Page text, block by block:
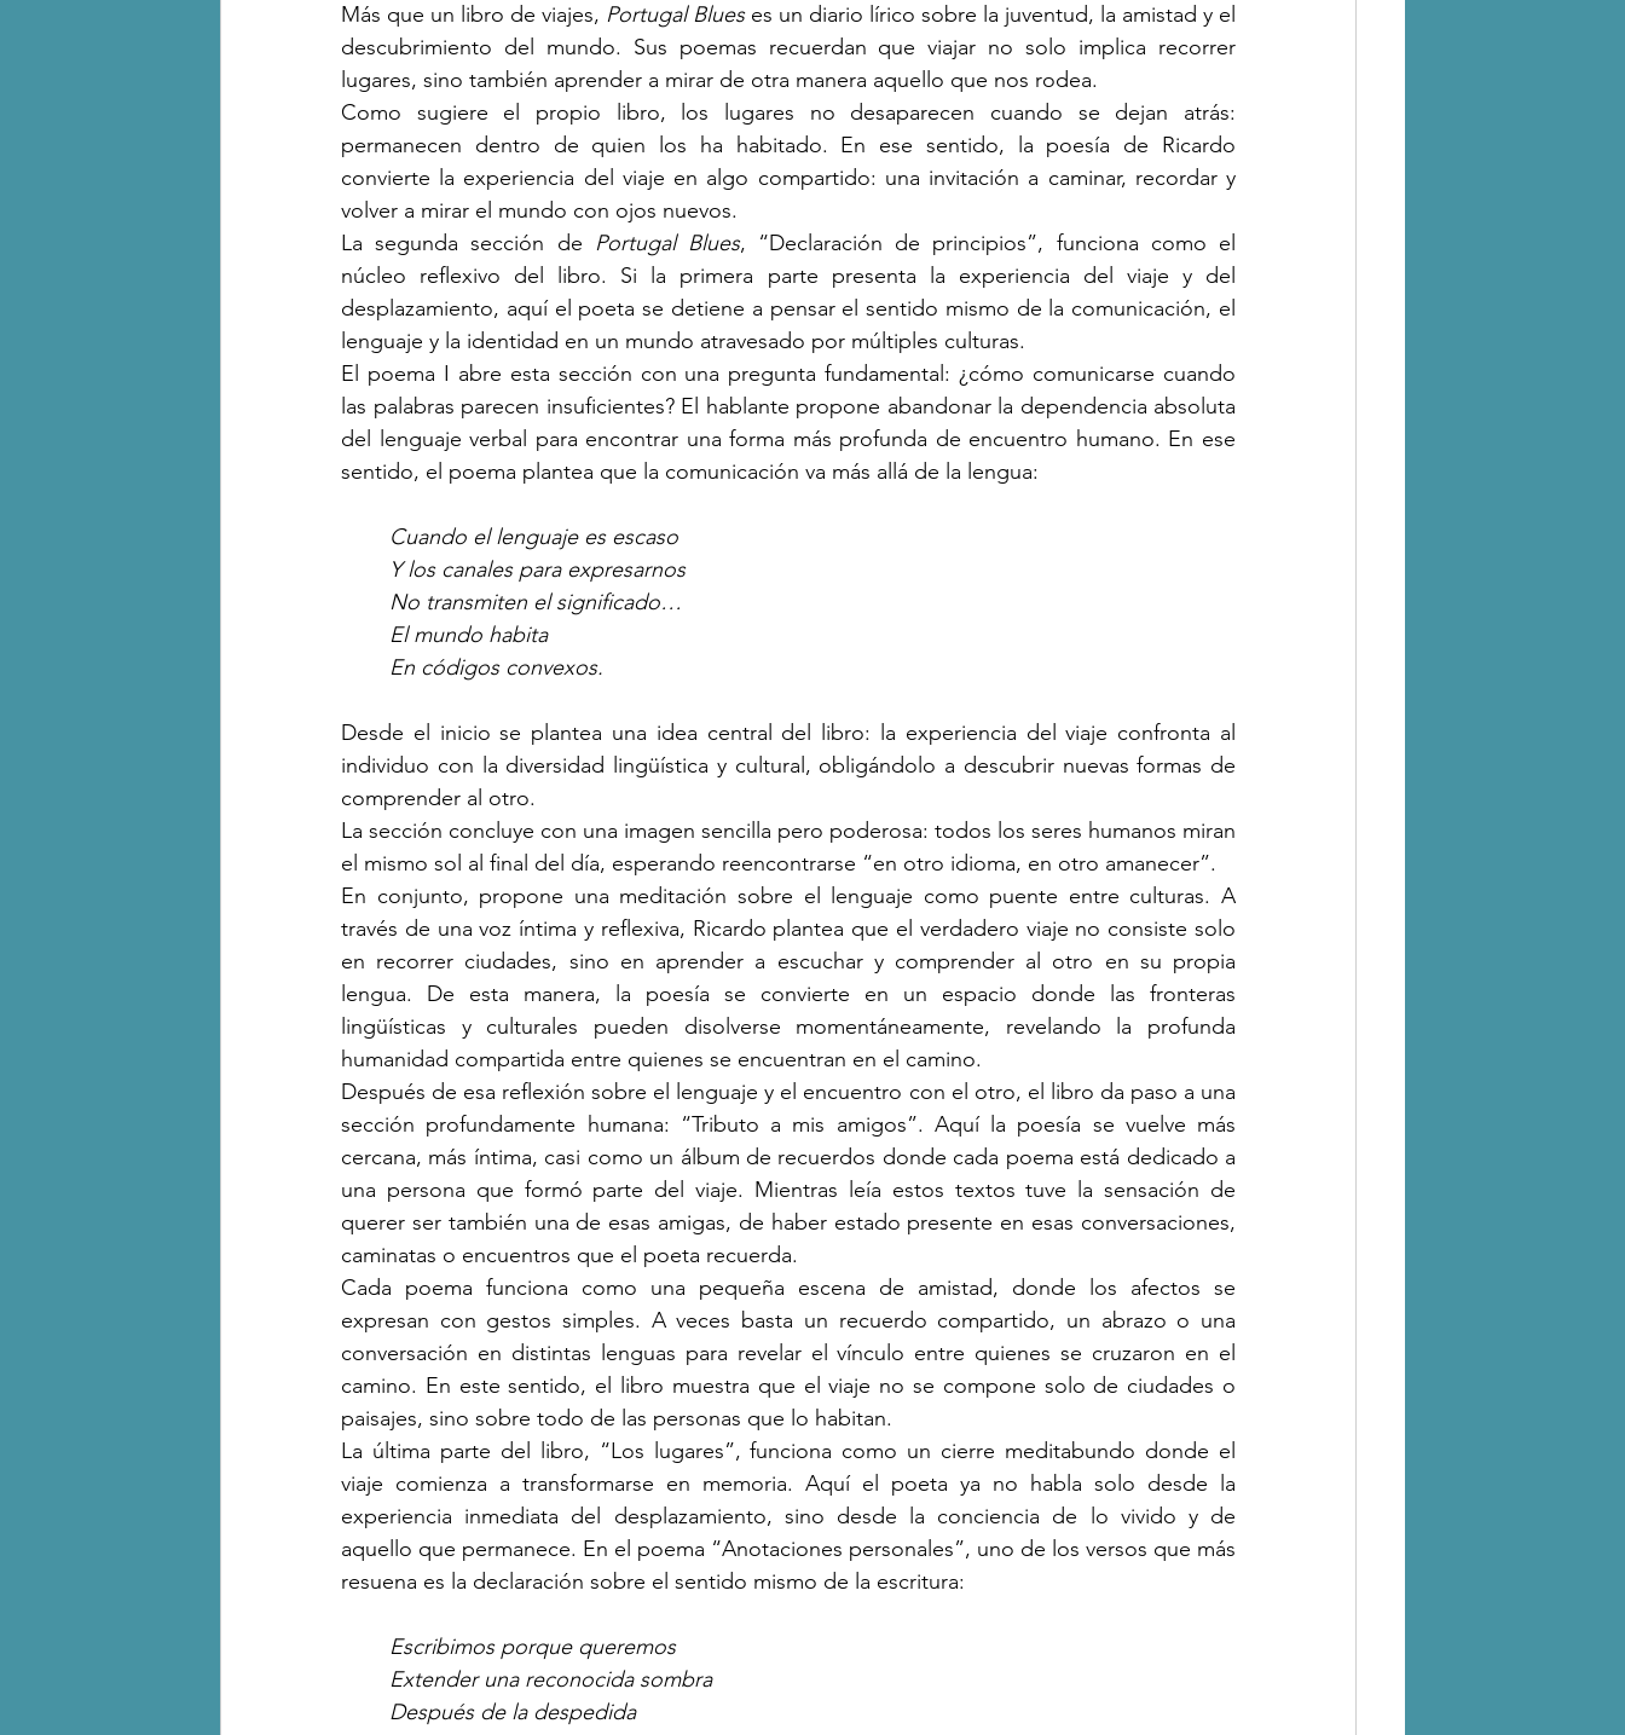
Más que un libro de viajes, Portugal Blues es un diario lírico sobre la juventud, la amistad y el
descubrimiento del mundo. Sus poemas recuerdan que viajar no solo implica recorrer
lugares, sino también aprender a mirar de otra manera aquello que nos rodea.
Como sugiere el propio libro, los lugares no desaparecen cuando se dejan atrás:
permanecen dentro de quien los ha habitado. En ese sentido, la poesía de Ricardo
convierte la experiencia del viaje en algo compartido: una invitación a caminar, recordar y
volver a mirar el mundo con ojos nuevos.
La segunda sección de Portugal Blues, “Declaración de principios”, funciona como el
núcleo reflexivo del libro. Si la primera parte presenta la experiencia del viaje y del
desplazamiento, aquí el poeta se detiene a pensar el sentido mismo de la comunicación, el
lenguaje y la identidad en un mundo atravesado por múltiples culturas.
El poema I abre esta sección con una pregunta fundamental: ¿cómo comunicarse cuando
las palabras parecen insuficientes? El hablante propone abandonar la dependencia absoluta
del lenguaje verbal para encontrar una forma más profunda de encuentro humano. En ese
sentido, el poema plantea que la comunicación va más allá de la lengua:
Cuando el lenguaje es escaso
Y los canales para expresarnos
No transmiten el significado…
El mundo habita
En códigos convexos.
Desde el inicio se plantea una idea central del libro: la experiencia del viaje confronta al
individuo con la diversidad lingüística y cultural, obligándolo a descubrir nuevas formas de
comprender al otro.
La sección concluye con una imagen sencilla pero poderosa: todos los seres humanos miran
el mismo sol al final del día, esperando reencontrarse “en otro idioma, en otro amanecer”.
En conjunto, propone una meditación sobre el lenguaje como puente entre culturas. A
través de una voz íntima y reflexiva, Ricardo plantea que el verdadero viaje no consiste solo
en recorrer ciudades, sino en aprender a escuchar y comprender al otro en su propia
lengua. De esta manera, la poesía se convierte en un espacio donde las fronteras
lingüísticas y culturales pueden disolverse momentáneamente, revelando la profunda
humanidad compartida entre quienes se encuentran en el camino.
Después de esa reflexión sobre el lenguaje y el encuentro con el otro, el libro da paso a una
sección profundamente humana: “Tributo a mis amigos”. Aquí la poesía se vuelve más
cercana, más íntima, casi como un álbum de recuerdos donde cada poema está dedicado a
una persona que formó parte del viaje. Mientras leía estos textos tuve la sensación de
querer ser también una de esas amigas, de haber estado presente en esas conversaciones,
caminatas o encuentros que el poeta recuerda.
Cada poema funciona como una pequeña escena de amistad, donde los afectos se
expresan con gestos simples. A veces basta un recuerdo compartido, un abrazo o una
conversación en distintas lenguas para revelar el vínculo entre quienes se cruzaron en el
camino. En este sentido, el libro muestra que el viaje no se compone solo de ciudades o
paisajes, sino sobre todo de las personas que lo habitan.
La última parte del libro, “Los lugares”, funciona como un cierre meditabundo donde el
viaje comienza a transformarse en memoria. Aquí el poeta ya no habla solo desde la
experiencia inmediata del desplazamiento, sino desde la conciencia de lo vivido y de
aquello que permanece. En el poema “Anotaciones personales”, uno de los versos que más
resuena es la declaración sobre el sentido mismo de la escritura:
Escribimos porque queremos
Extender una reconocida sombra
Después de la despedida